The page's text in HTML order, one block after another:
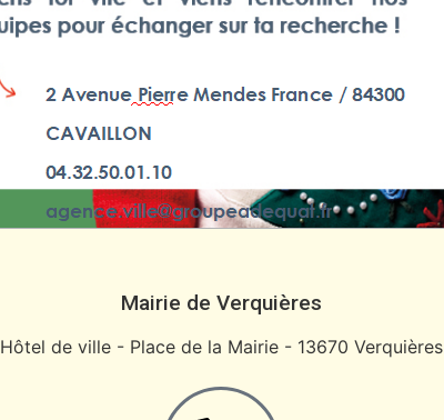
Mairie de Verquières
Hôtel de ville - Place de la Mairie - 13670 Verquières